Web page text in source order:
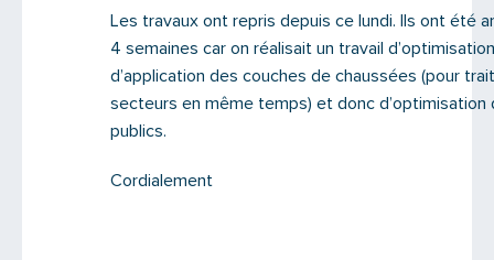
Les travaux ont repris depuis ce lundi. Ils ont été
4 semaines car on réalisait un travail
d’application des couches de chaussées (pour
secteurs en même temps) et donc d’optimisation
publics.
Cordialement